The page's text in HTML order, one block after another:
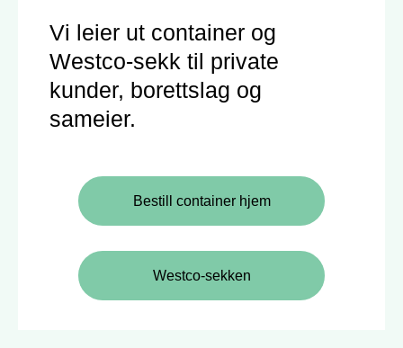
Vi leier ut container og
Westco-sekk til private
kunder, borettslag og
sameier.
Bestill container hjem
Westco-sekken